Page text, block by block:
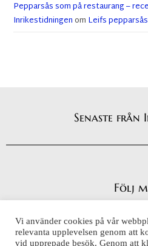
Pepparsås som på restaurang –
Inrikestidningenom Leifs
Senaste från
Följ
Vi använder cookies på vår
relevanta upplevelsen genom att
vid upprepade besök. Genom att